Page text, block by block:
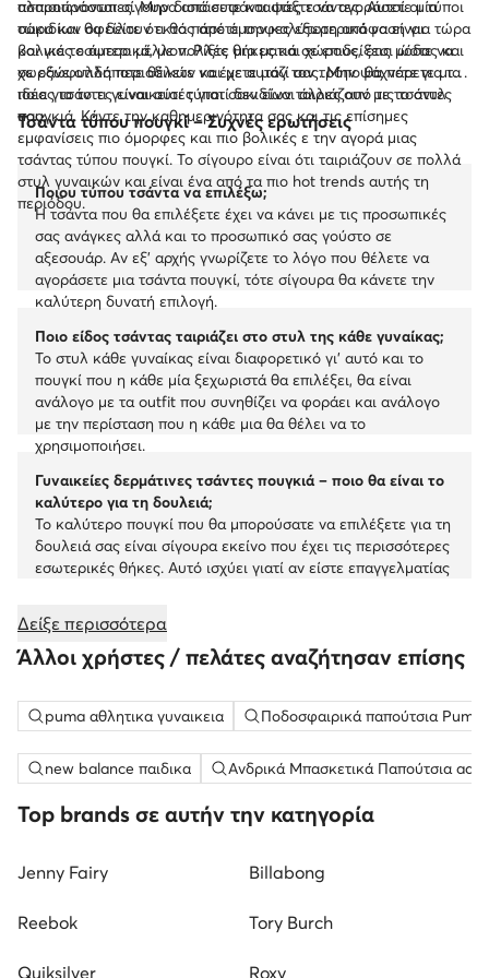
ασπροπρόσωπες. Μην διστάσετε και ψάξτε να αγοράσετε μία
τώρα και θα δείτε ότι θα πάρετε την καλύτερη απόφαση για τώρα
και για το άμεσο μέλλον. Ρίξτε μια ματιά σε επιδείξεις μόδας και
σε εξώφυλλά περιοδικών και με αυτόν τον τρόπο θα πάρετε μια
ιδέα για το τι γυναικείοι τύποι σακιδίων ταιριάζουν με το στυλ
σας.
πλαισιώνονται σίγουρα από ευφάνταστες τσάντες. Αυτοί οι τύποι
σακιδίων οφείλουν εκτός από όμορφες εξωτερικά να είναι
βολικές εσωτερικά, με πολλές θήκες και χώρους, έτσι ώστε να
χωράνε οτιδήποτε θέλετε να έχετε μαζί σας. Μην ψάχνετε για το
ποιες τσάντες είναι αυτές γιατί δεν είναι άλλες από τις τσάντες
πουγκιά. Κάντε την καθημερινότητα σας και τις επίσημες
εμφανίσεις πιο όμορφες και πιο βολικές ε την αγορά μιας
τσάντας τύπου πουγκί. Το σίγουρο είναι ότι ταιριάζουν σε πολλά
στυλ γυναικών και είναι ένα από τα πιο hot trends αυτής τη
περιόδου.
Τσάντα τύπου πουγκί – Συχνές ερωτήσεις
Ποιου τύπου τσάντα να επιλέξω;
Η τσάντα που θα επιλέξετε έχει να κάνει με τις προσωπικές
σας ανάγκες αλλά και το προσωπικό σας γούστο σε
αξεσουάρ. Αν εξ’ αρχής γνωρίζετε το λόγο που θέλετε να
αγοράσετε μια τσάντα πουγκί, τότε σίγουρα θα κάνετε την
καλύτερη δυνατή επιλογή.
Ποιο είδος τσάντας ταιριάζει στο στυλ της κάθε γυναίκας;
Το στυλ κάθε γυναίκας είναι διαφορετικό γι’ αυτό και το
πουγκί που η κάθε μία ξεχωριστά θα επιλέξει, θα είναι
ανάλογο με τα outfit που συνηθίζει να φοράει και ανάλογο
με την περίσταση που η κάθε μια θα θέλει να το
χρησιμοποιήσει.
Γυναικείες δερμάτινες τσάντες πουγκιά – ποιο θα είναι το
καλύτερο για τη δουλειά;
Το καλύτερο πουγκί που θα μπορούσατε να επιλέξετε για τη
δουλειά σας είναι σίγουρα εκείνο που έχει τις περισσότερες
εσωτερικές θήκες. Αυτό ισχύει γιατί αν είστε επαγγελματίας
σε μια τσάντα.
Δείξε περισσότερα
Άλλοι χρήστες / πελάτες αναζήτησαν επίσης
puma αθλητικα γυναικεια Ποδοσφαιρικά παπούτσια Puma
new balance παιδικα Ανδρικά Μπασκετικά Παπούτσια
Top brands σε αυτήν την κατηγορία
Jenny Fairy Billabong
Reebok Tory Burch
Quiksilver Roxy